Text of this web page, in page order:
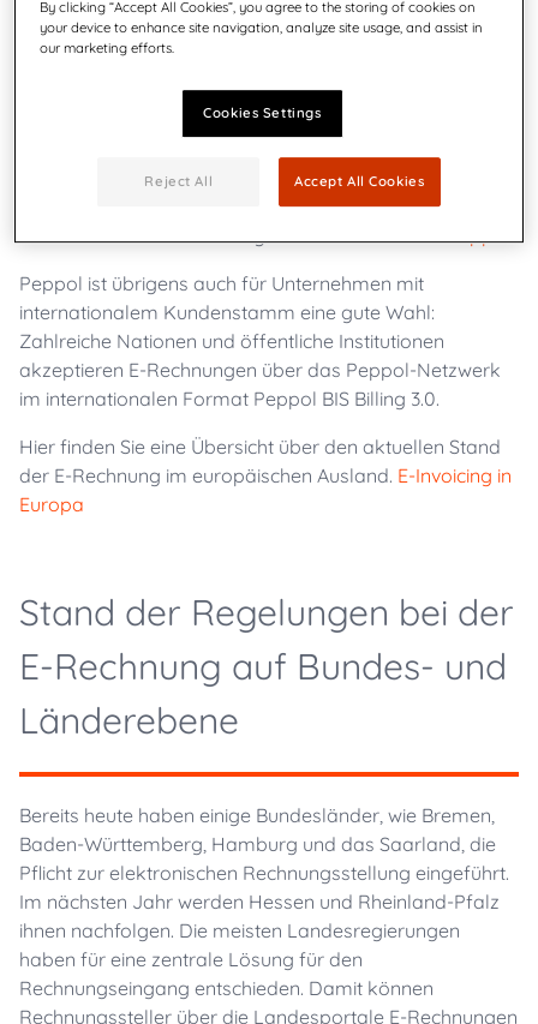
ermöglichen, insofern ein Webservice für das Einreichen
elektronischer Rechnungen zur Verfügung gestellt wird.
aus ihrer E-Rechnungslösung heraus an den Empfänger
übermitteln, sparen sich die Registrierung, den Upload
und die Konformitätsprüfungen bei den diversen E-
Rechnungsplattformen von Bund und Ländern.
Hier erhalten Sie alle wichtigen Informationen zuPeppol.
Peppol ist übrigens auch für Unternehmen mit
internationalem Kundenstamm eine gute Wahl:
Zahlreiche Nationen und öffentliche Institutionen
akzeptieren E-Rechnungen über das Peppol-Netzwerk
im internationalen Format Peppol BIS Billing 3.0.
Hier finden Sie eine Übersicht über den aktuellen Stand
der E-Rechnung im europäischen Ausland. E-Invoicing in
Europa
Stand der Regelungen bei der
E-Rechnung auf Bundes- und
Länderebene
Bereits heute haben einige Bundesländer, wie Bremen,
Baden-Württemberg, Hamburg und das Saarland, die
Pflicht zur elektronischen Rechnungsstellung eingeführt.
Im nächsten Jahr werden Hessen und Rheinland-Pfalz
ihnen nachfolgen. Die meisten Landesregierungen
haben für eine zentrale Lösung für den
Rechnungseingang entschieden. Damit können
Rechnungssteller über die Landesportale E-Rechnungen
By clicking “Accept All Cookies”, you agree to the storing of cookies on
your device to enhance site navigation, analyze site usage, and assist in
our marketing efforts.
Cookies Settings
Reject All Accept All Cookies